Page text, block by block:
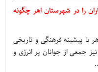
را در شهرستان اهر چگونه
با پیشینه فرهنگی و تاریخی
جمعی از جوانان پر انرژی و